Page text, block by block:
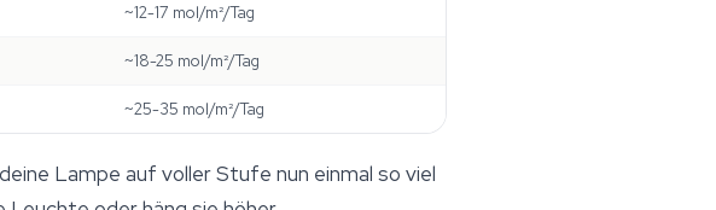
~12-17 mol/m²/Tag
~18-25 mol/m²/Tag
~25-35 mol/m²/Tag
Lampe auf voller Stufe nun einmal so viel